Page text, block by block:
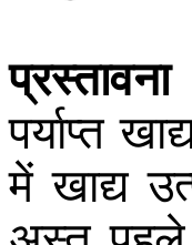
प्रस्तावना
पर्याप्त
में खाद्य